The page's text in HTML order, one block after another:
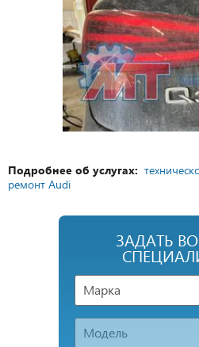
Подробнее об услугах:
ремонт Audi
ЗАДАТЬ
Марка
Модель